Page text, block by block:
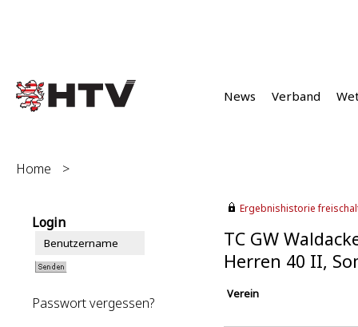
News Verband
Home >
Login
Passwort vergessen?
Ergebnishistorie
TC GW
Herren 40 II,
Verein